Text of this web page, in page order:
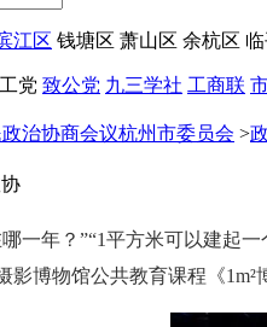
江区 钱塘区 萧山区 余杭区
党 致公党 九三学社 工商联
治协商会议杭州市委员会 >
一年？”“1平方米可以建起
影博物馆公共教育课程《